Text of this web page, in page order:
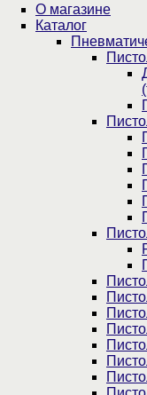
О магазине
Каталог